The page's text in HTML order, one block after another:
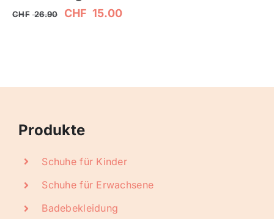
CHF 26.90
Ursprünglicher
CHF 15.00Aktueller
Produkte
Schuhe für Kinder
Schuhe für Erwachsene
Badebekleidung